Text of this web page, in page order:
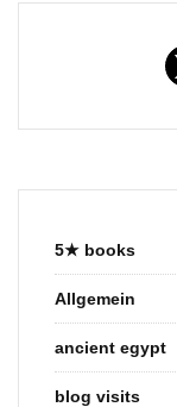
5★ books
Allgemein
ancient egypt
blog visits